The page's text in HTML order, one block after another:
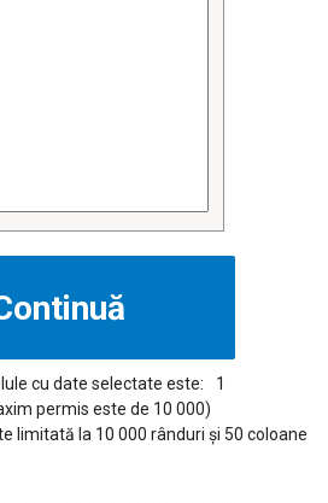
cu date selectate este:
1
permis este de 10 000)
limitată la 10 000 rânduri și 50 coloane